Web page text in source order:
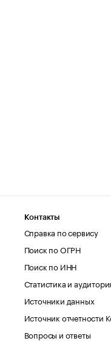
Контакты
Справка по сервису
Поиск по ОГРН
Поиск по ИНН
Статистика и
Источники данных
Источник отчетности
Вопросы и ответы